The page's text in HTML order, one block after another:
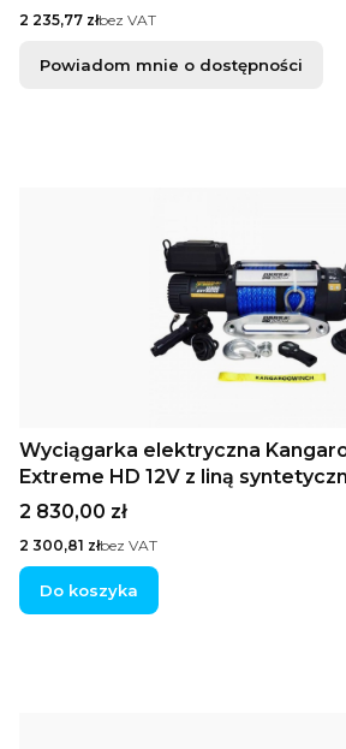
Cena
2 235,77 złbez VAT
Powiadom mnie o dostępności
Wyciągarka elektryczna
Extreme HD 12V z liną
Cena
2 830,00 zł
Cena
2 300,81 złbez VAT
Do koszyka